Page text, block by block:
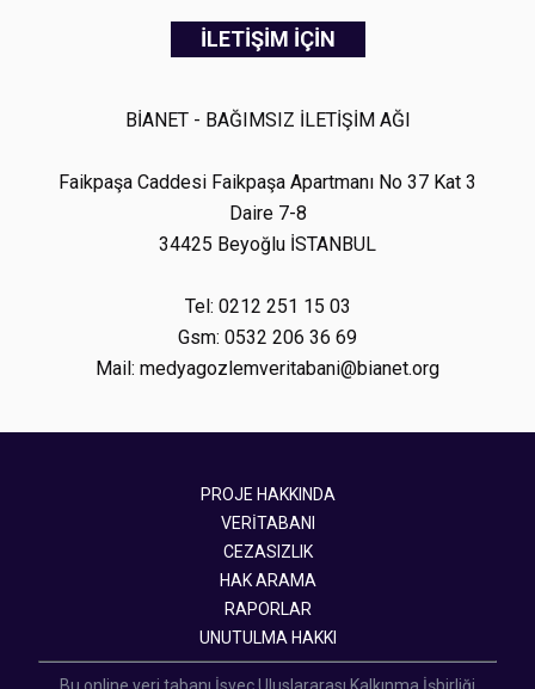
İLETİŞİM İÇİN
BİANET - BAĞIMSIZ İLETİŞİM AĞI
Faikpaşa Caddesi Faikpaşa Apartmanı No 37 Kat 3
Daire 7-8
34425 Beyoğlu İSTANBUL
Tel: 0212 251 15 03
Gsm: 0532 206 36 69
Mail: medyagozlemveritabani@bianet.org
PROJE HAKKINDA
VERİTABANI
CEZASIZLIK
HAK ARAMA
RAPORLAR
UNUTULMA HAKKI